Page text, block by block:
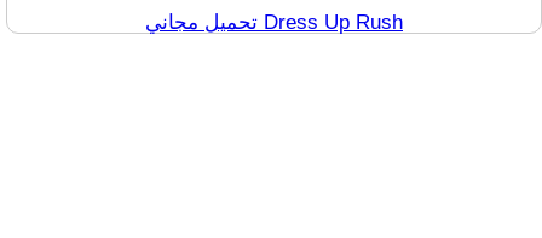
تحميل مجاني Dress Up Rush